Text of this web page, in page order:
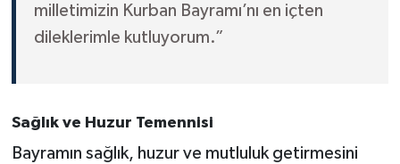
milletimizin Kurban Bayramı’nı en içten
dileklerimle kutluyorum.”
Sağlık ve Huzur Temennisi
Bayramın sağlık, huzur ve mutluluk getirmesini